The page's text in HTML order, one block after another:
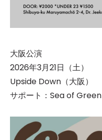
大阪公演
2026年3月21日（土）
Upside Down（大阪）
サポート：Sea of Green